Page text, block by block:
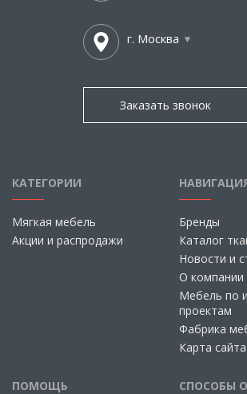
г. Москва
Заказать звонок
КАТЕГОРИИ
Мягкая мебель
Акции и распродажи
Бренды
Каталог
Новости и
О компании
Мебель по
проектам
Фабрика
Карта сайта
ПОМОЩЬ СПОСОБЫ